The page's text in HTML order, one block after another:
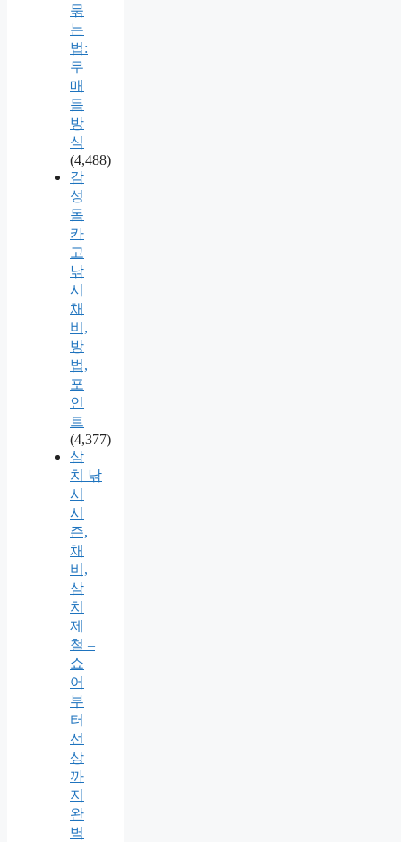
묶
는
법:
무
매
듭
방
식
(4,488)
감
성
돔
카
고
낚
시
채
비,
방
법,
포
인
트
(4,377)
삼
치 낚
시
시
즌,
채
비,
삼
치
제
철 –
쇼
어
부
터
선
상
까
지
완
벽